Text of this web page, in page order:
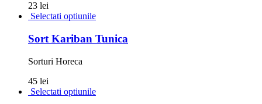
23 lei
Selectati optiunile
Sort Kariban Tunica
Sorturi Horeca
45 lei
Selectati optiunile